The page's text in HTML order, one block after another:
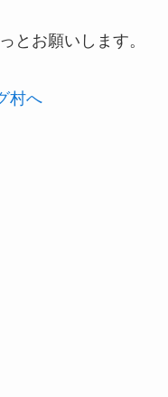
とお願いします。